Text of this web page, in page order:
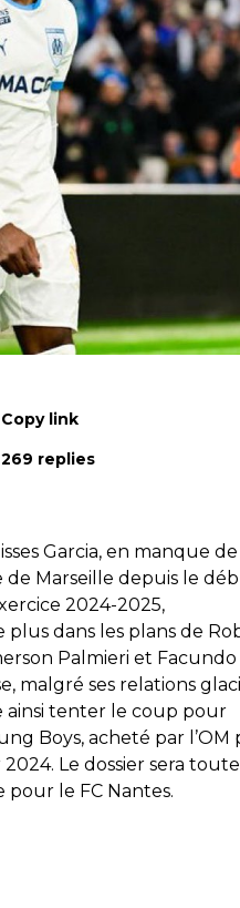
Copy link
269 replies
Garcia, en manque de
de Marseille depuis le
2024-2025,
plus dans les plans de
Palmieri et Facundo
malgré ses relations
ainsi tenter le coup pour
Boys, acheté par l’OM
Le dossier sera
pour le FC Nantes.